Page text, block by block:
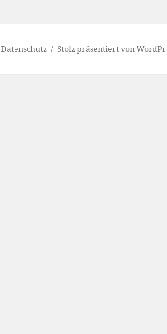
Datenschutz Stolz präsentiert von